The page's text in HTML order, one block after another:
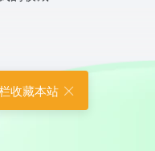
收藏本站
女星
聚焦女性向娛樂的內容社群平台